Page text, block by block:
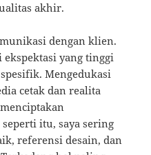
akhir.
dengan klien.
yang tinggi
Mengedukasi
cetak dan realita
itu, saya sering
referensi desain, dan